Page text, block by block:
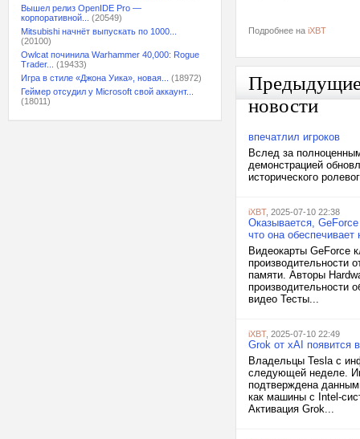
Вышел релиз OpenIDE Pro —
корпоративной...
(20549)
Mitsubishi начнёт выпускать по 1000...
(20100)
Owlcat починила Warhammer 40,000: Rogue
Trader...
(19433)
Игра в стиле «Джона Уика», новая...
(18972)
Геймер отсудил у Microsoft свой аккаунт...
(18011)
Подробнее на iXBT
новости
впечатлил игроков
Вслед за
демонстрацией
исторического
iXBT, 2025-07-10 22:38
Оказывается,
что она
Видеокарты GeForce
производительности
памяти. Авторы
производительности
видео Тесты...
iXBT, 2025-07-10 22:49
Grok от xAI появится
Владельцы Tesla с
следующей неделе.
подтверждена
как машины с Intel-
Активация Grok...